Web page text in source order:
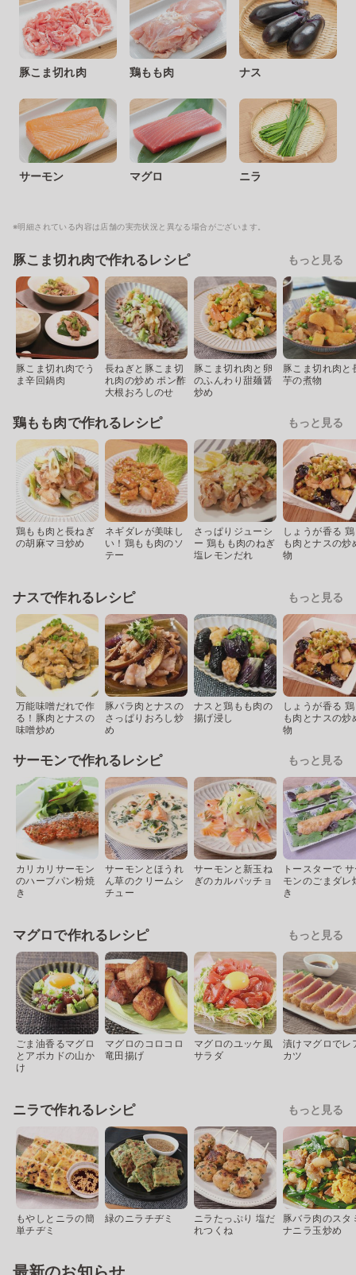
豚こま切れ肉 鶏もも肉 ナス
サーモン マグロ ニラ
※明細されている内容は店舗の実売状況と異なる場合がございます。
豚こま切れ肉で作れるレシピ もっと見る
豚こま切れ肉でう
ま辛回鍋肉
長ねぎと豚こま切
れ肉の炒め ポン酢
大根おろしのせ
豚こま切れ肉と卵
のふんわり甜麺醤
炒め
豚こま切れ肉と
芋の煮物
鶏もも肉で作れるレシピ もっと見る
鶏もも肉と長ねぎ
の胡麻マヨ炒め
ネギダレが美味し
い！鶏もも肉のソ
テー
さっぱりジューシ
ー 鶏もも肉のねぎ
塩レモンだれ
しょうが香る
も肉とナスの炒
物
ナスで作れるレシピ もっと見る
万能味噌だれで作
る！豚肉とナスの
味噌炒め
豚バラ肉とナスの
さっぱりおろし炒
め
ナスと鶏もも肉の
揚げ浸し
しょうが香る
も肉とナスの炒
物
サーモンで作れるレシピ もっと見る
カリカリサーモン
のハーブパン粉焼
き
サーモンとほうれ
ん草のクリームシ
チュー
サーモンと新玉ね
ぎのカルパッチョ
トースターで
モンのごまダレ
き
マグロで作れるレシピ もっと見る
ごま油香るマグロ
とアボカドの山か
け
マグロのコロコロ
竜田揚げ
マグロのユッケ風
サラダ
漬けマグロでレ
カツ
ニラで作れるレシピ もっと見る
もやしとニラの簡
単チヂミ
緑のニラチヂミ
ニラたっぷり 塩だ
れつくね
豚バラ肉のスタ
ナニラ玉炒め